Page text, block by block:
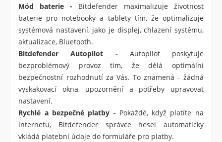
Mód baterie - Bitdefender maximalizuje životnost
baterie pro notebooky a tablety tím, že optimalizuje
systémová nastavení, jako je displej, chlazení systému,
aktualizace, Bluetooth.
Bitdefender Autopilot - Autopilot poskytuje
bezproblémový provoz tím, že dělá optimální
bezpečnostní rozhodnutí za Vás. To znamená - žádná
vyskakovací okna, upozornění a potřeby upravovat
nastavení.
Rychlé a bezpečné platby - Pokaždé, když platíte na
internetu, Bitdefender správce hesel automaticky
vkládá platební údaje do formuláře pro platby.